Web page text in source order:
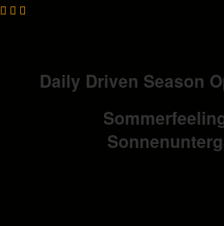
  
Daily Driven Season